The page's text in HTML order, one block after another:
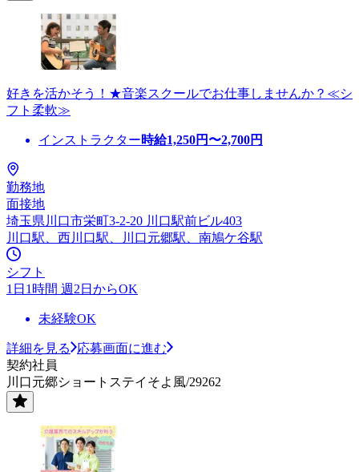
好きを活かそう！★音楽スクールでお仕事しませんか？≪シ
フト柔軟≫
インストラクター時給1,250円〜2,700円
勤務地
面接地
埼玉県川口市栄町3-2-20 川口駅前ビル403
川口駅、西川口駅、川口元郷駅、南鳩ケ谷駅
シフト
1日1時間 週2日からOK
未経験OK
詳細を見る
応募画面に進む
契約社員
川口元郷ショートステイそよ風/29262